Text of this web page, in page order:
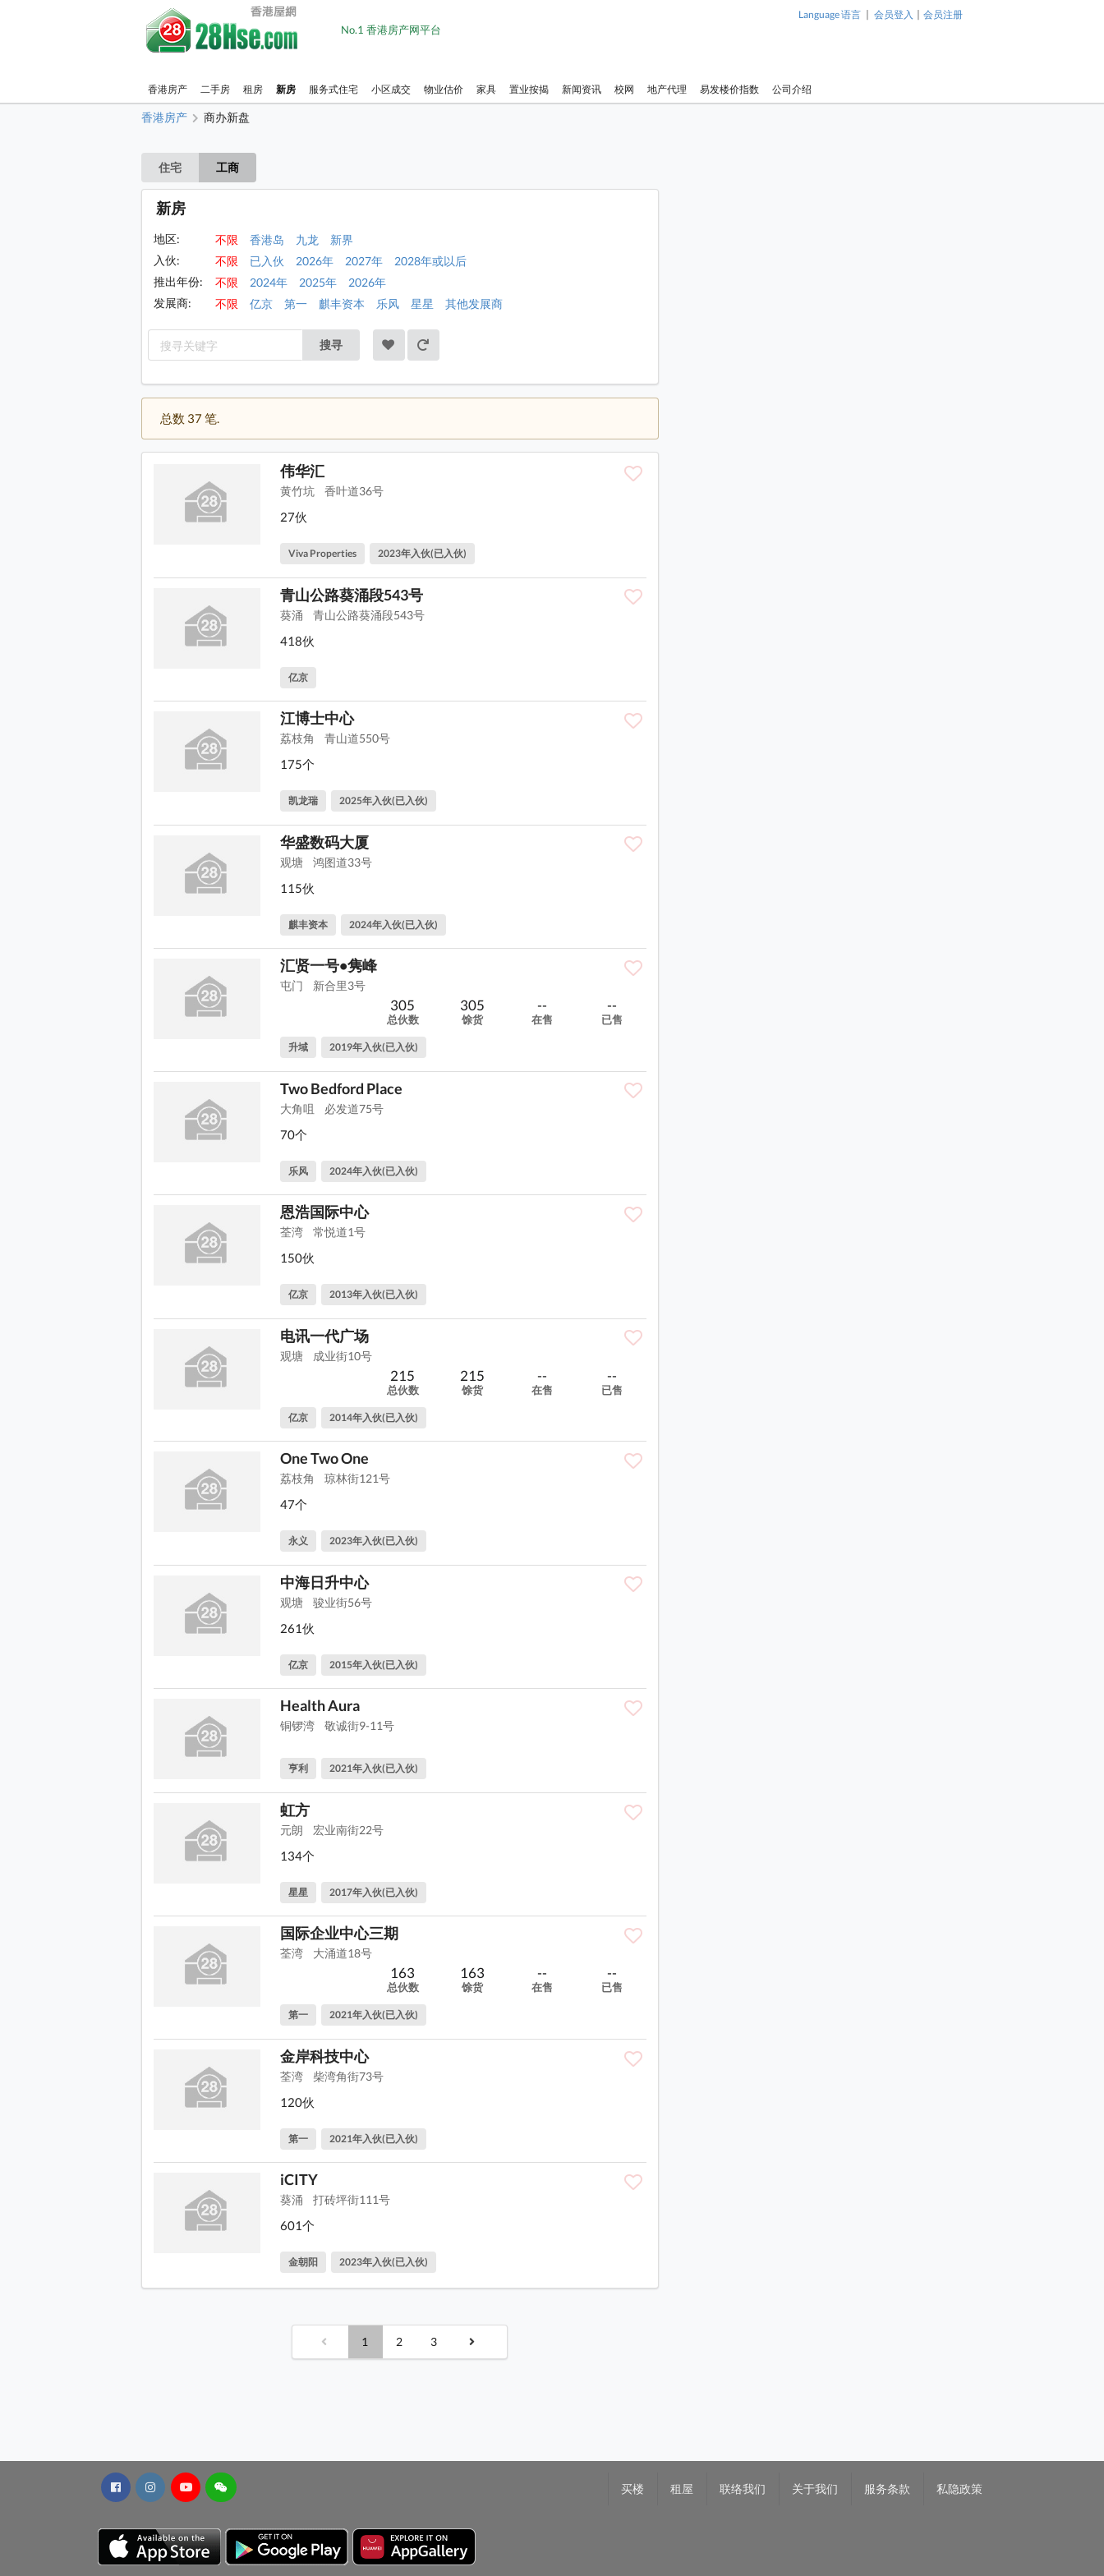
No.1 香港房产网平台
Language 语言 | 会员登入 | 会员注册
香港房产 二手房 租房 新房 服务式住宅 小区成交 物业估价 家具 置业按揭 新闻资讯 校网 地产代理 易发楼价指数 公司介绍
香港房产 商办新盘
住宅 工商
新房
地区: 不限 香港岛 九龙
新界
入伙:
不限 已入伙 2026年 2027年
2028年或以后
推出年份:
不限 2024年 2025年
2026年
发展商:
不限 亿京 第一 麒丰资本 乐风 星星 其他发展商
搜寻
总数 37 笔.
伟华汇
黄竹坑 香叶道36号
27伙
Viva Properties 2023年入伙(已入伙)
青山公路葵涌段543号
葵涌 青山公路葵涌段543号
418伙
亿京
江博士中心
荔枝角 青山道550号
175个
凯龙瑞 2025年入伙(已入伙)
华盛数码大厦
观塘 鸿图道33号
115伙
麒丰资本 2024年入伙(已入伙)
汇贤一号•隽峰
屯门 新合里3号
305
总伙数
305
馀货
--
在售
--
已售
升域 2019年入伙(已入伙)
Two Bedford Place
大角咀 必发道75号
70个
乐风 2024年入伙(已入伙)
恩浩国际中心
荃湾 常悦道1号
150伙
亿京 2013年入伙(已入伙)
电讯一代广场
观塘 成业街10号
215
总伙数
215
馀货
--
在售
--
已售
亿京 2014年入伙(已入伙)
One Two One
荔枝角 琼林街121号
47个
永义 2023年入伙(已入伙)
中海日升中心
观塘 骏业街56号
261伙
亿京 2015年入伙(已入伙)
Health Aura
铜锣湾 敬诚街9-11号
亨利 2021年入伙(已入伙)
虹方
元朗 宏业南街22号
134个
星星 2017年入伙(已入伙)
国际企业中心三期
荃湾 大涌道18号
163
总伙数
163
馀货
--
在售
--
已售
第一 2021年入伙(已入伙)
金岸科技中心
荃湾 柴湾角街73号
120伙
第一 2021年入伙(已入伙)
iCITY
葵涌 打砖坪街111号
601个
金朝阳 2023年入伙(已入伙)
1 2 3
买楼 租屋 联络我们 关于我们 服务条款 私隐政策